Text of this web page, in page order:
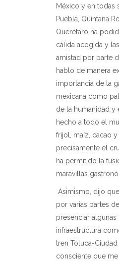
México y en todas
Puebla, Quintana
Querétaro ha
cálida acogida y
amistad por parte
hablo de manera
importancia de la
mexicana como
de la humanidad y
hecho a todo el
frijol, maíz, cacao
precisamente el
ha permitido la
maravillas
Asimismo, dijo
por varias partes
presenciar
infraestructura
tren Toluca-
consciente que